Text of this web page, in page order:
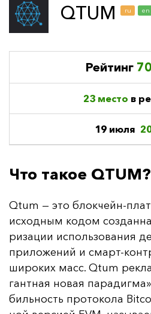
QTUM ru en
Рейтинг
23 место в
19 июля
Что такое QTUM?
Qtum — это блок­чейн-
ис­ход­ным ко­дом
ри­за­ции ис­поль­зо­ва­ния
при­ло­же­ний и cмарт-
ши­ро­ких масс. Qtum
ган­тная но­вая
биль­ность про­то­ко­ла